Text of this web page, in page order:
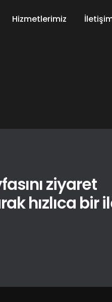
Hizmetlerimiz
ziyaret
hızlıca bir